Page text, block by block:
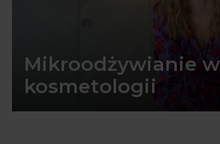
Mikroodżywianie w
kosmetologii